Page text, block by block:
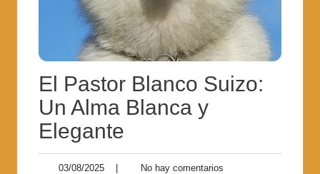
El Pastor Blanco Suizo:
Un Alma Blanca y
Elegante
03/08/2025
No hay comentarios